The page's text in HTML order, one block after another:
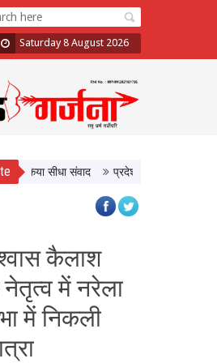
Saturday 8 August 2026
सीधा संवाद प्रदेश की सांस्कृतिक विरासत
कैलाश
में नरेला
में निकली